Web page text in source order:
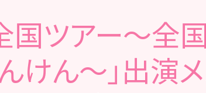
全国ツアー～全
けん～」出演